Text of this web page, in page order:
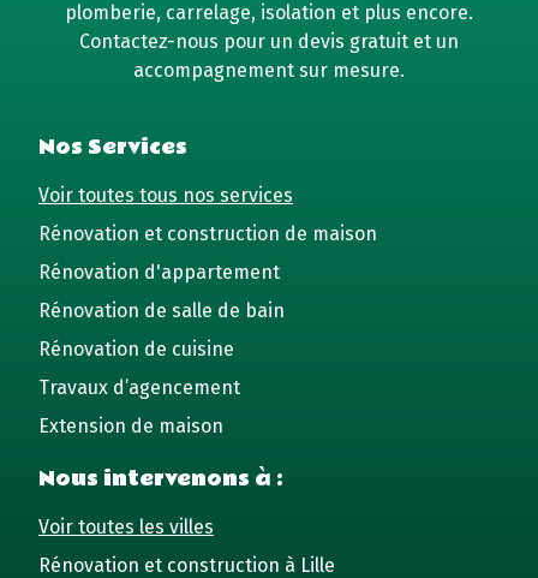
plomberie, carrelage, isolation et plus encore.
Contactez-nous pour un devis gratuit et un
accompagnement sur mesure.
Nos Services
Voir toutes tous nos services
Rénovation et construction de maison
Rénovation d'appartement
Rénovation de salle de bain
Rénovation de cuisine
Travaux d’agencement
Extension de maison
Nous intervenons à :
Voir toutes les villes
Rénovation et construction à Lille